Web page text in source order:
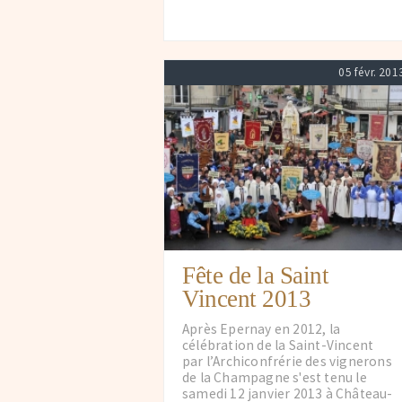
05 févr.
Fête de la Saint
Vincent 2013
Après Epernay en 2012, la
célébration de la Saint-Vincent
par l’Archiconfrérie des vignerons
de la Champagne s'est tenu le
samedi 12 janvier 2013 à Château-